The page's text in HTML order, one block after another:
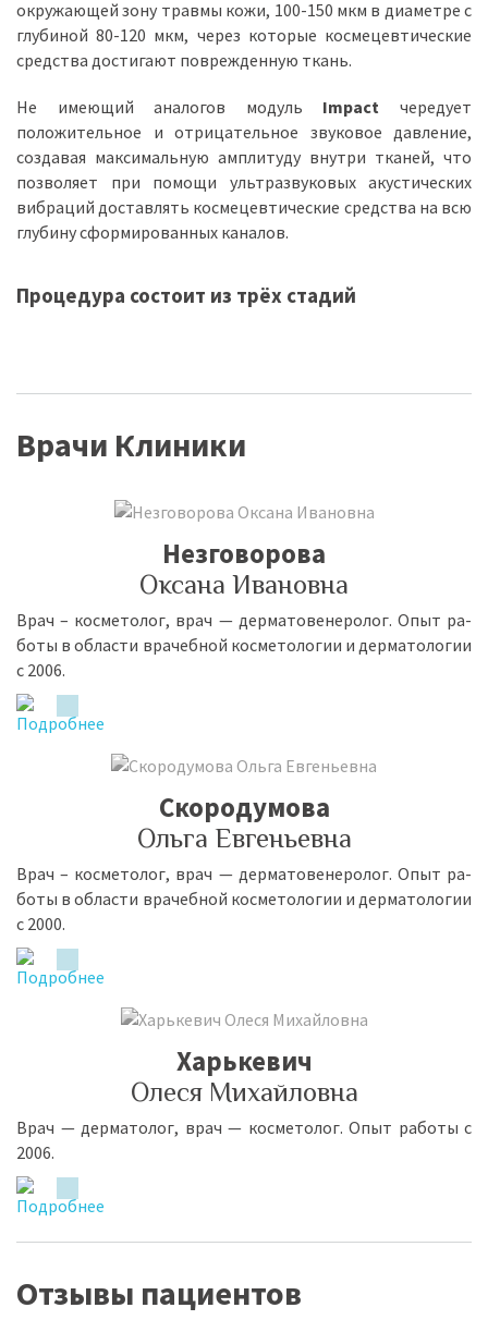
окружающей зону травмы кожи, 100-150 мкм в диаметре с
глубиной 80-120 мкм, через которые космецевтические
средства достигают поврежденную ткань.
Не имеющий аналогов модуль Impact чередует
положительное и отрицательное звуковое давление,
создавая максимальную амплитуду внутри тканей, что
позволяет при помощи ультразвуковых акустических
вибраций доставлять космецевтические средства на всю
глубину сформированных каналов.
Процедура состоит из трёх стадий
Врачи Клиники
Незговорова
Оксана Ивановна
Врач – кос­ме­то­лог, врач — дер­ма­то­ве­не­ро­лог. Опыт ра­
бо­ты в об­ла­сти вра­чеб­ной кос­ме­то­ло­гии и дер­ма­то­ло­гии
с 2006.
Скородумова
Ольга Евгеньевна
Врач – кос­ме­то­лог, врач — дер­ма­то­ве­не­ро­лог. Опыт ра­
бо­ты в об­ла­сти вра­чеб­ной кос­ме­то­ло­гии и дер­ма­то­ло­гии
с 2000.
Харькевич
Олеся Михайловна
Врач — дер­ма­то­лог, врач — кос­ме­то­лог. Опыт ра­бо­ты с
2006.
Отзывы пациентов